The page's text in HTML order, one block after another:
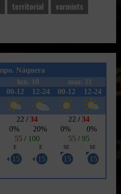
territorial
varmints